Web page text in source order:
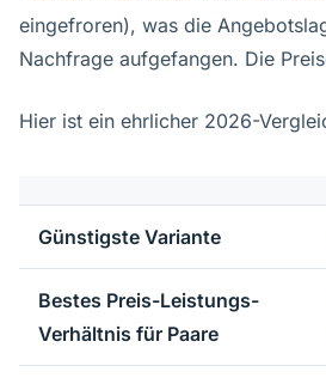
eingefroren), was die
Nachfrage aufgefangen. Die
Hier ist ein ehrlicher 2026-
Günstigste Variante
Bestes Preis-Leistungs-
Verhältnis für Paare